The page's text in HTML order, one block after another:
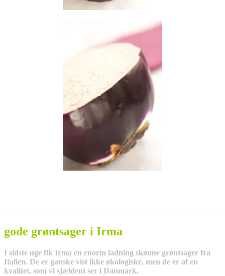
gode grøntsager i Irma
I sidste uge fik Irma en enorm ladning skønne grøntsager fra
Italien. De er ganske vist ikke økologiske, men de er af en
kvalitet, som vi sjældent ser i Danmark.